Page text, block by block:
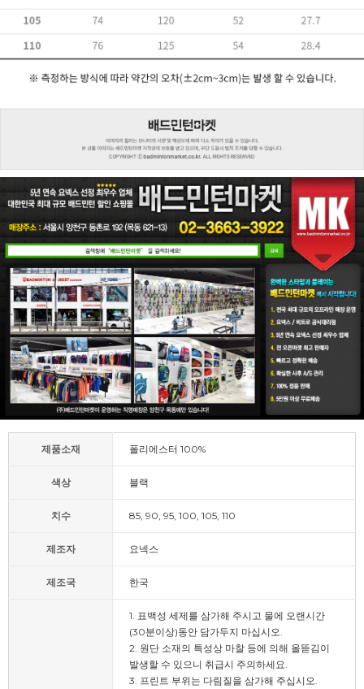
제품소재 폴리에스터 100%
색상 블랙
치수 85, 90, 95, 100, 105, 110
제조자 요넥스
제조국 한국
1. 표백성 세제를 삼가해 주시고 물에 오랜시간
(30분이상)동안 담가두지 마십시오.
2. 원단 소재의 특성상 마찰 등에 의해 올뜯김이
발생할 수 있으니 취급시 주의하세요.
3. 프린트 부위는 다림질을 삼가해 주십시오.